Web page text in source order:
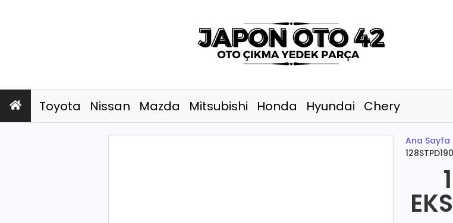
Toyota Nissan Mazda Mitsubishi Honda Hyundai Chery
Ana Sayfa